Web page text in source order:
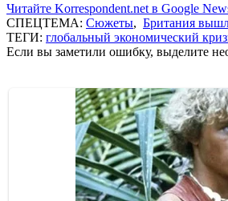
Читайте Korrespondent.net в Google
СПЕЦТЕМА: Сюжеты, Британия
ТЕГИ: глобальный экономический
Если вы заметили ошибку, выделите